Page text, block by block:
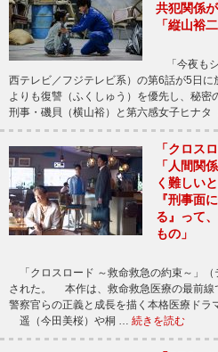
共犯関係
「縦山裕
「今夜も
西テレビ／フジテレビ系）の第6話が5日
よりも復讐（ふくしゅう）を優先し、秘
刑事・磯貝（横山裕）と第六感女子ヒナ
「クロス
「人間関
く難しい
『刑事面
る』って
もの」
「クロスロード ～救命救急の約束～」
された。 本作は、救命救急医療の最前線
警察官らの正義と成長を描く本格医療ドラ
遥（今田美桜）や桐 … 続きを読む